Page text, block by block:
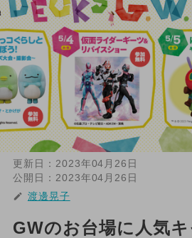
更新日： 2023年04月26日
公開日： 2023年04月26日
渡邊晃子
GWのお台場に人気